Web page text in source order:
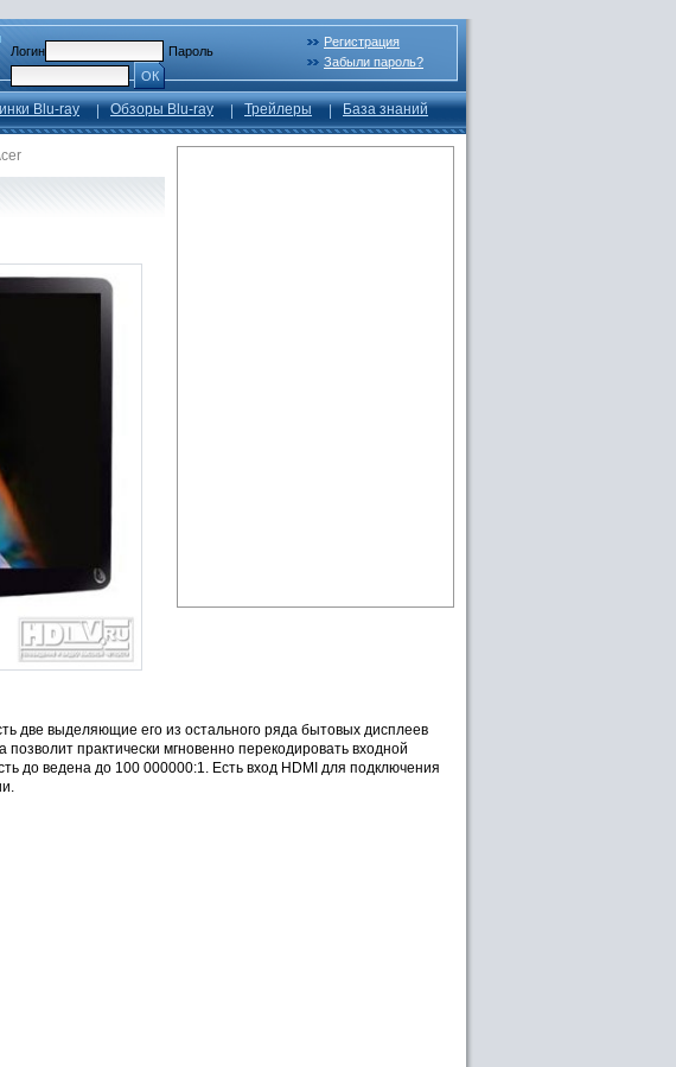
Логин
Пароль
ОК
Регистрация
Забыли пароль?
Blu-ray Обзоры Blu-ray Трейлеры База знаний
две выделяющие его из остального ряда бытовых дисплеев
практически мгновенно перекодировать входной
до ведена до 100 000000:1. Есть вход HDMI для подключения